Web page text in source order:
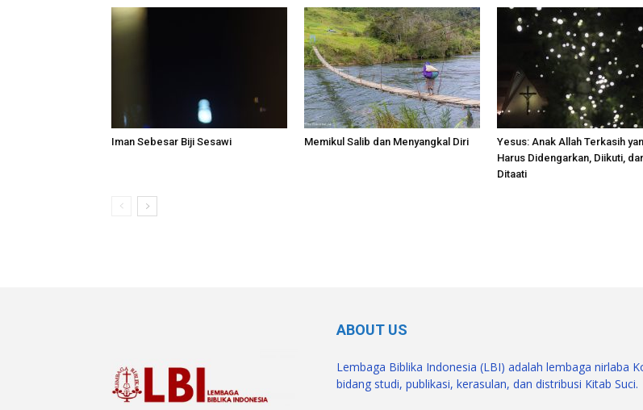
Iman Sebesar Biji Sesawi Memikul Salib dan Menyangkal Diri
Yesus: Anak Allah Terkasih
Harus Didengarkan, Diikuti,
Ditaati
ABOUT US
Lembaga Biblika Indonesia (LBI) adalah lembaga nirlaba
bidang studi, publikasi, kerasulan, dan distribusi Kitab Suci.